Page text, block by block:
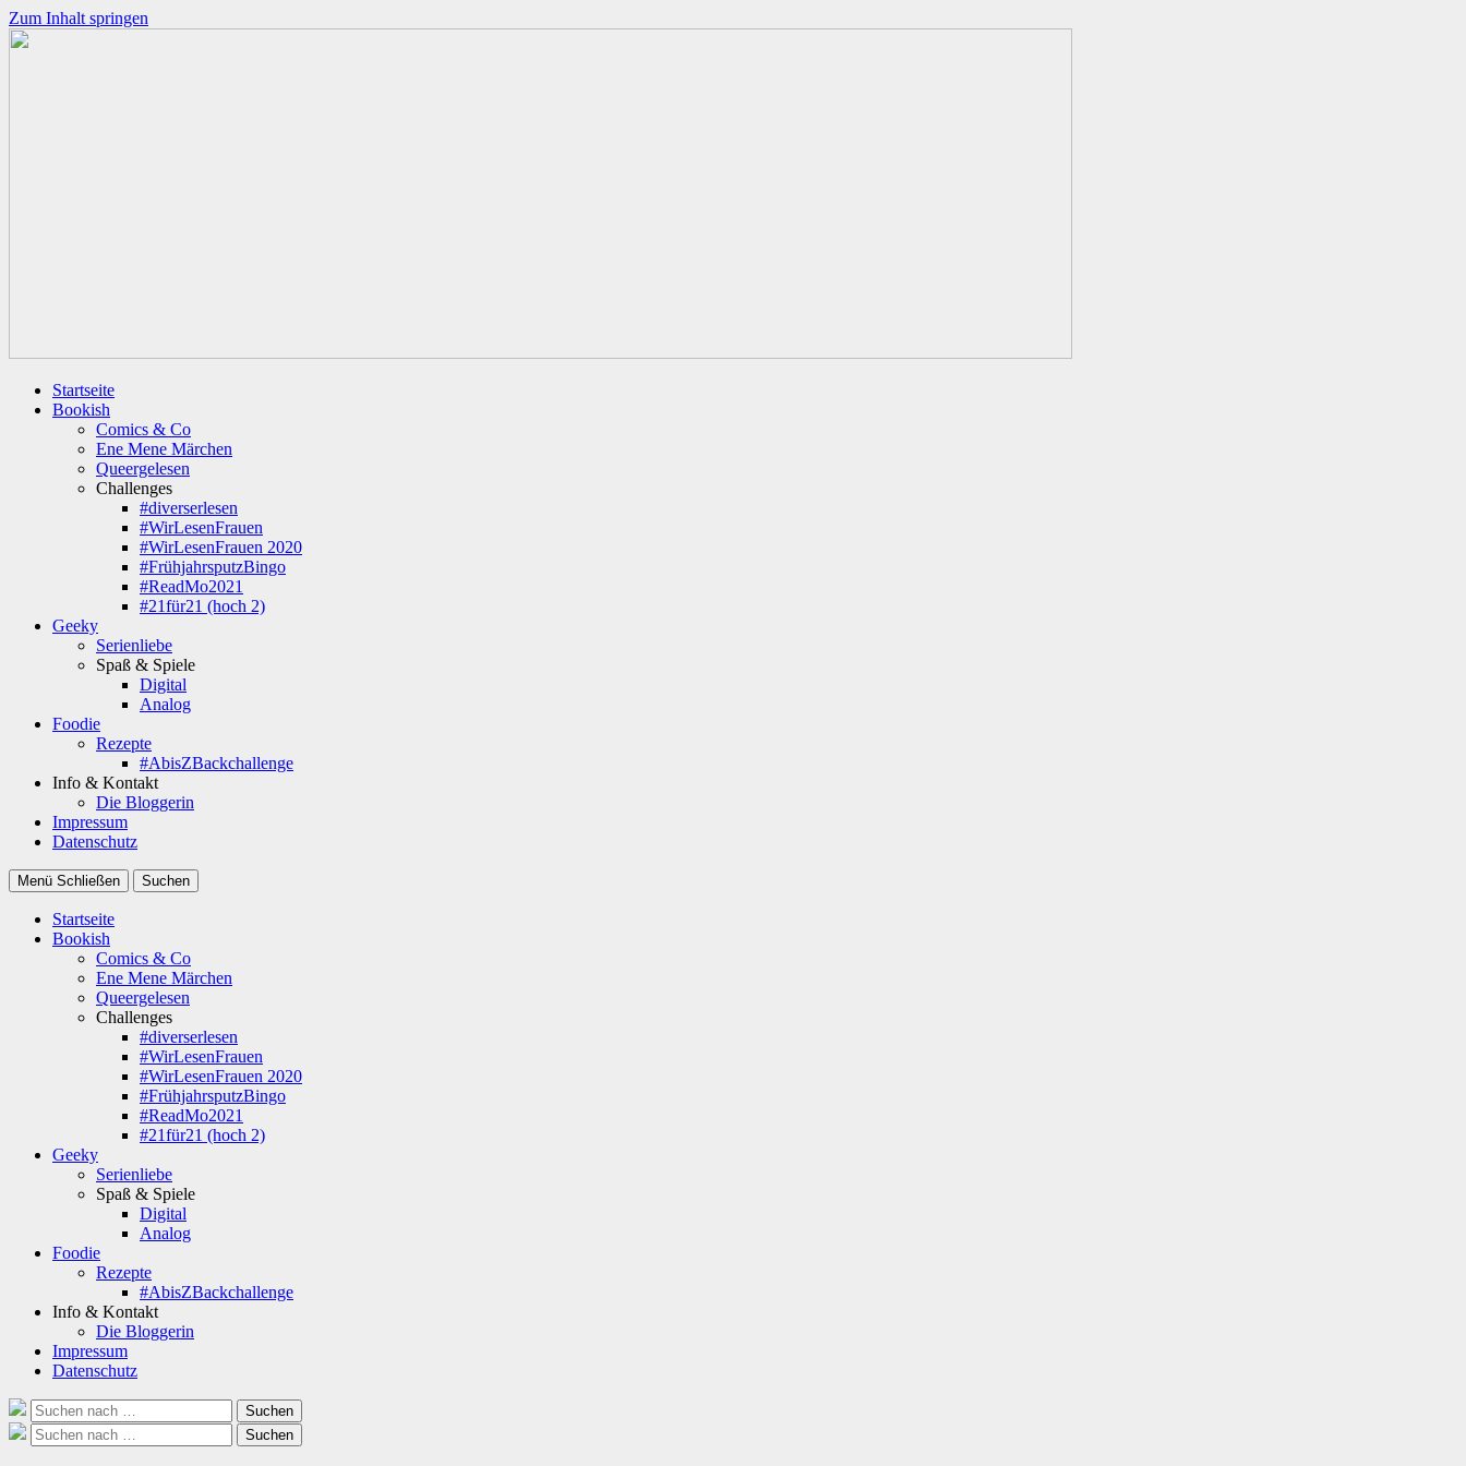
Zum Inhalt springen
Startseite
Bookish
Comics & Co
Ene Mene Märchen
Queergelesen
Challenges
#diverserlesen
#WirLesenFrauen
#WirLesenFrauen 2020
#FrühjahrsputzBingo
#ReadMo2021
#21für21 (hoch 2)
Geeky
Serienliebe
Spaß & Spiele
Digital
Analog
Foodie
Rezepte
#AbisZBackchallenge
Info & Kontakt
Die Bloggerin
Impressum
Datenschutz
Menü Schließen Suchen
Startseite
Bookish
Comics & Co
Ene Mene Märchen
Queergelesen
Challenges
#diverserlesen
#WirLesenFrauen
#WirLesenFrauen 2020
#FrühjahrsputzBingo
#ReadMo2021
#21für21 (hoch 2)
Geeky
Serienliebe
Spaß & Spiele
Digital
Analog
Foodie
Rezepte
#AbisZBackchallenge
Info & Kontakt
Die Bloggerin
Impressum
Datenschutz
Suche
nach:
Suchen
Suche
nach:
Suchen